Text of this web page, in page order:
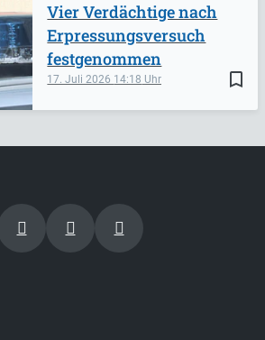
bookmark_border
17. Juli 2026 14:18
Vier Verdächtige nach
Erpressungsversuch
festgenommen